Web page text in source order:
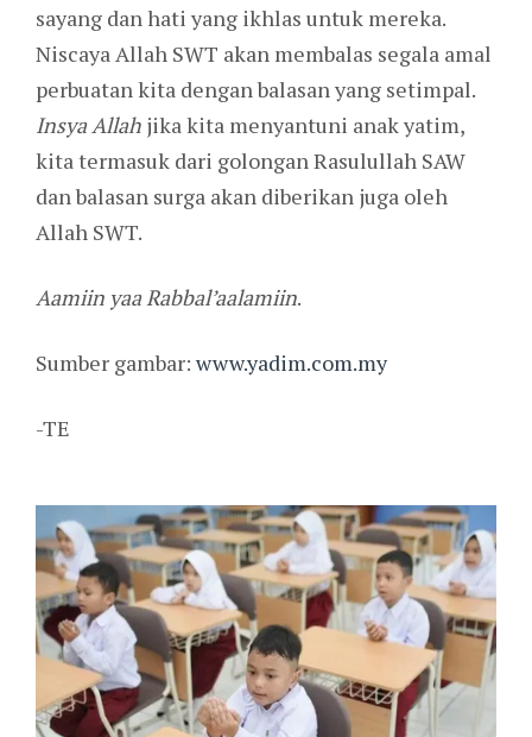
sayang dan hati yang ikhlas untuk mereka.
Niscaya Allah SWT akan membalas segala amal
perbuatan kita dengan balasan yang setimpal.
Insya Allah jika kita menyantuni anak yatim,
kita termasuk dari golongan Rasulullah SAW
dan balasan surga akan diberikan juga oleh
Allah SWT.
Aamiin yaa Rabbal’aalamiin.
Sumber gambar: www.yadim.com.my
-TE